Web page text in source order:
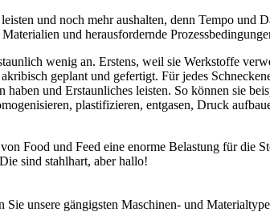
und noch mehr aushalten, denn Tempo und
und herausfordernde
wenig an. Erstens, weil sie Werkstoffe
geplant und gefertigt. Für jedes
und Erstaunliches leisten. So können sie
plastifizieren, entgasen, Druck
Food und Feed eine enorme Belastung für die
sind stahlhart, aber hallo!
unsere gängigsten Maschinen- und